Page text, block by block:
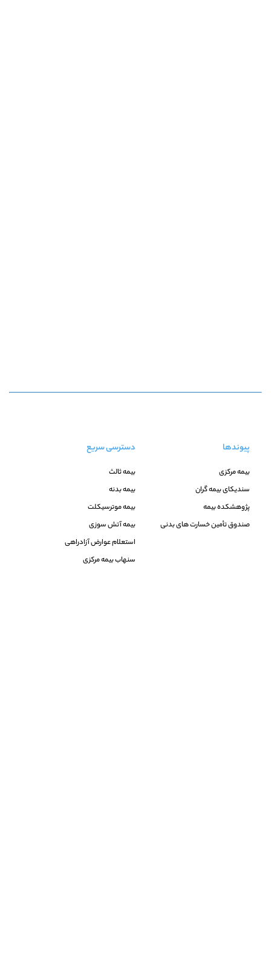
پیوندها
بیمه مرکزی
سندیکای بیمه گران
پژوهشکده بیمه
صندوق تأمین خسارت های بدنی
دسترسی سریع
بیمه ثالث
بیمه بدنه
بیمه موترسیکلت
بیمه آتش سوزی
استعلام عوارض آزادراهی
سنهاب بیمه مرکزی